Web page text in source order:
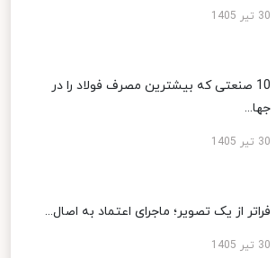
30 تیر 1405
10 صنعتی که بیشترین مصرف فولاد را در
جها...
30 تیر 1405
فراتر از یک تصویر؛ ماجرای اعتماد به اصال...
30 تیر 1405